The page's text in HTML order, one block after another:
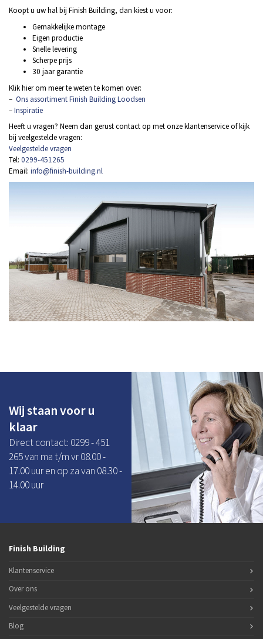
Koopt u uw hal bij Finish Building, dan kiest u voor:
Gemakkelijke montage
Eigen productie
Snelle levering
Scherpe prijs
30 jaar garantie
Klik hier om meer te weten te komen over:
– Ons assortiment Finish Building Loodsen
–Inspiratie
Heeft u vragen? Neem dan gerust contact op met onze klantenservice of kijk
bij veelgestelde vragen:
Veelgestelde vragen
Tel: 0299-451265
Email: info@finish-building.nl
Wij staan voor u
klaar
Direct contact: 0299 - 451
265 van ma t/m vr 08.00 -
17.00 uur en op za van 08.30 -
14.00 uur
Finish Building
Klantenservice
Over ons
Veelgestelde vragen
Blog